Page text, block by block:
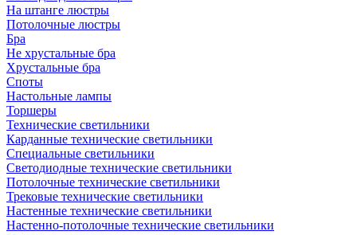
На штанге люстры
Потолочные люстры
Бра
Не хрустальные бра
Хрустальные бра
Споты
Настольные лампы
Торшеры
Технические светильники
Карданные технические светильники
Специальные светильники
Светодиодные технические светильники
Потолочные технические светильники
Трековые технические светильники
Настенные технические светильники
Настенно-потолочные технические светильники